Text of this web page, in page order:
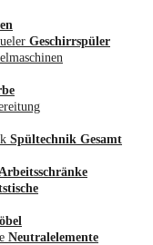
Geschirrspüler
Spültechnik Gesamt
Neutralelemente